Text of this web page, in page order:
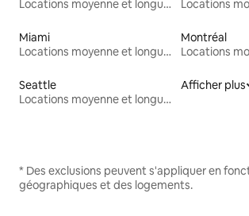
Locations moyenne et longue durée
Miami
Locations moyenne et longue durée
Montréal
Seattle
Locations moyenne et longue durée
Afficher plus
* Des exclusions peuvent s'appliquer en
géographiques et des logements.